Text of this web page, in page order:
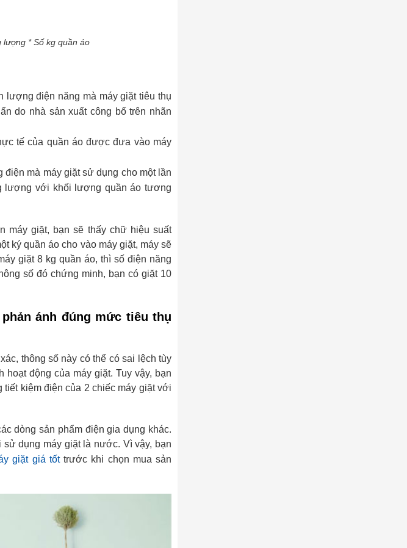
* Số kg quần áo
lượng điện năng mà máy giặt tiêu thụ
do nhà sản xuất công bố trên nhãn
tế của quần áo được đưa vào máy
mà máy giặt sử dụng cho một lần
lượng với khối lượng quần áo tương
máy giặt, bạn sẽ thấy chữ hiệu suất
ký quần áo cho vào máy giặt, máy sẽ
giặt 8 kg quần áo, thì số điện năng
số đó chứng minh, bạn có giặt 10
ánh đúng mức tiêu thụ
thông số này có thể có sai lệch tùy
động của máy giặt. Tuy vậy, bạn
tiết kiệm điện của 2 chiếc máy giặt với
dòng sản phẩm điện gia dụng khác.
dụng máy giặt là nước. Vì vậy, bạn
giặt giá tốttrước khi chọn mua sản